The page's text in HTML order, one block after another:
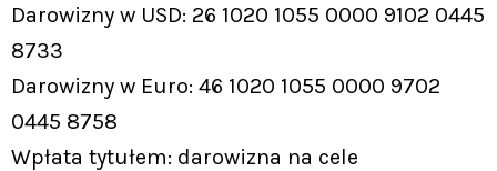
Darowizny w USD: 26 1020 1055 0000 9102 0445
8733
Darowizny w Euro: 46 1020 1055 0000 9702
0445 8758
Wpłata tytułem: darowizna na cele